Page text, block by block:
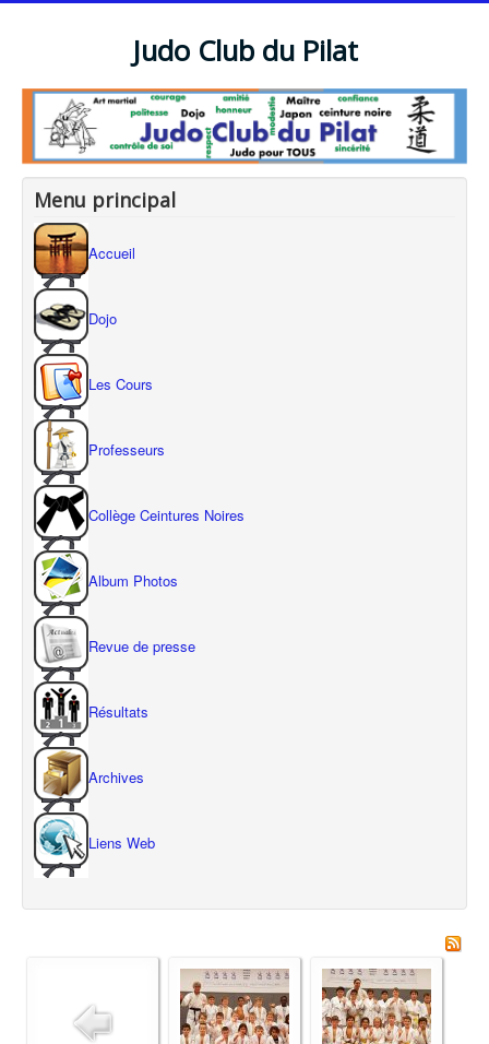
Judo Club du Pilat
Menu principal
Accueil
Dojo
Les Cours
Professeurs
Collège Ceintures Noires
Album Photos
Revue de presse
Résultats
Archives
Liens Web